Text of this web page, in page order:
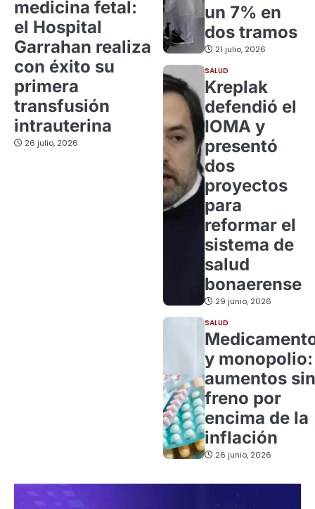
medicina fetal:
el Hospital
Garrahan realiza
con éxito su
primera
transfusión
intrauterina
26 julio, 2026
un 7% en
dos tramos
21 julio, 2026
SALUD
Kreplak
defendió el
IOMA y
presentó
dos
proyectos
para
reformar el
sistema de
salud
bonaerense
29 junio, 2026
SALUD
y monopolio:
aumentos sin
freno por
encima de la
inflación
26 junio, 2026